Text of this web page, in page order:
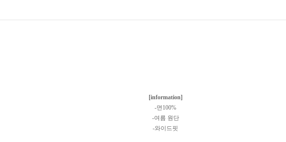
[information]
-면100%
-여름 원단
-와이드핏